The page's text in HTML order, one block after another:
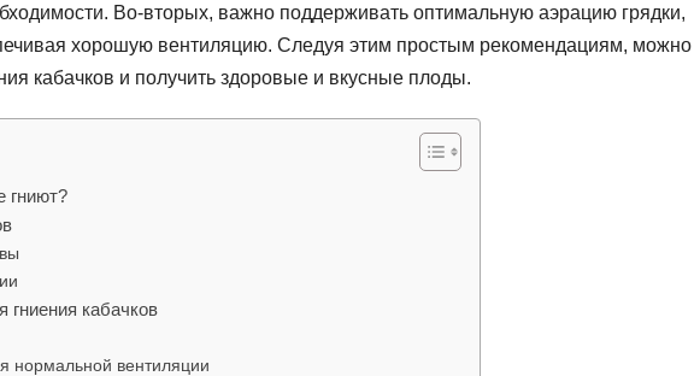
Во-вторых, важно поддерживать оптимальную аэрацию грядки,
хорошую вентиляцию. Следуя этим простым рекомендациям, можно
кабачков и получить здоровые и вкусные плоды.
гниют?
кабачков
нормальной вентиляции